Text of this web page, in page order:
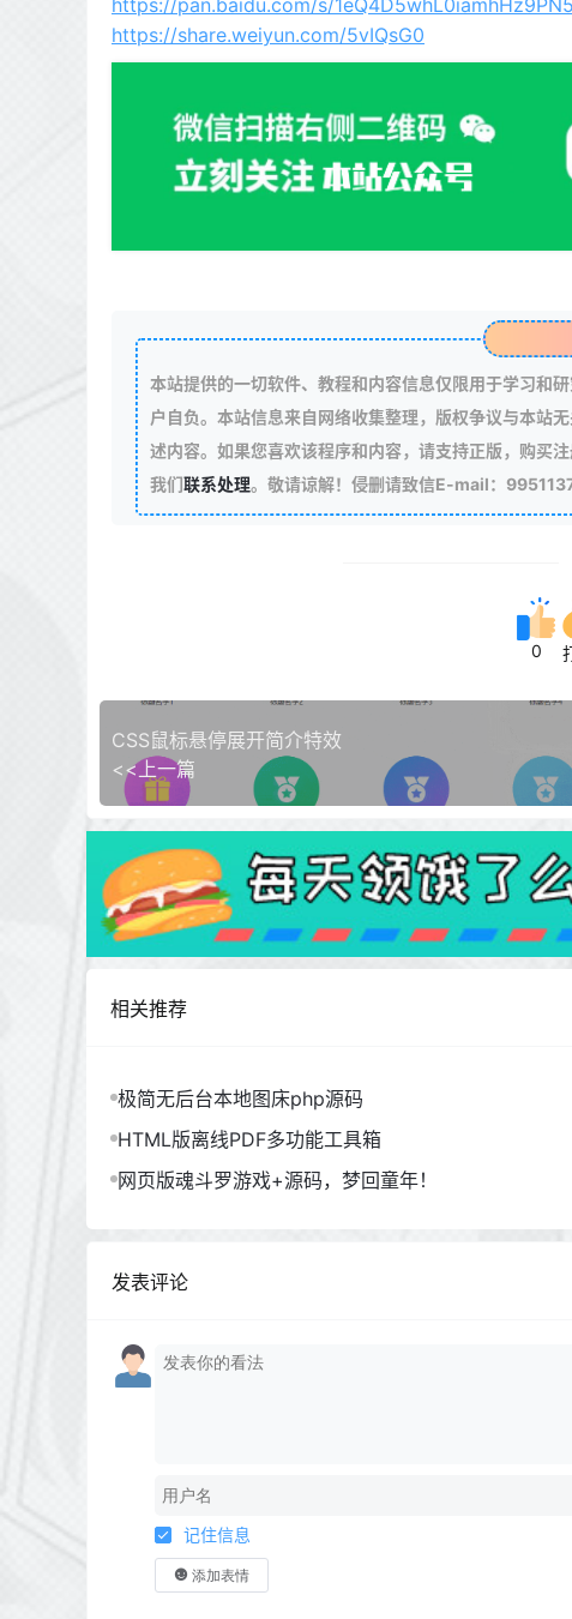
https://pan.baidu.com/s/
https://share.weiyun.com/5vIQsG0
本站提供的一切软件、教程和内容信息仅限用于学习和
户自负。本站信息来自网络收集整理，版权争议与本站
述内容。如果您喜欢该程序和内容，请支持正版，购买
我们联系处理。敬请谅解！侵删请致信E-mail：
0
CSS鼠标悬停展开简介特效
<<上一篇
相关推荐
极简无后台本地图床php源码
HTML版离线PDF多功能工具箱
网页版魂斗罗游戏+源码，梦回童年！
发表评论
记住信息
添加表情